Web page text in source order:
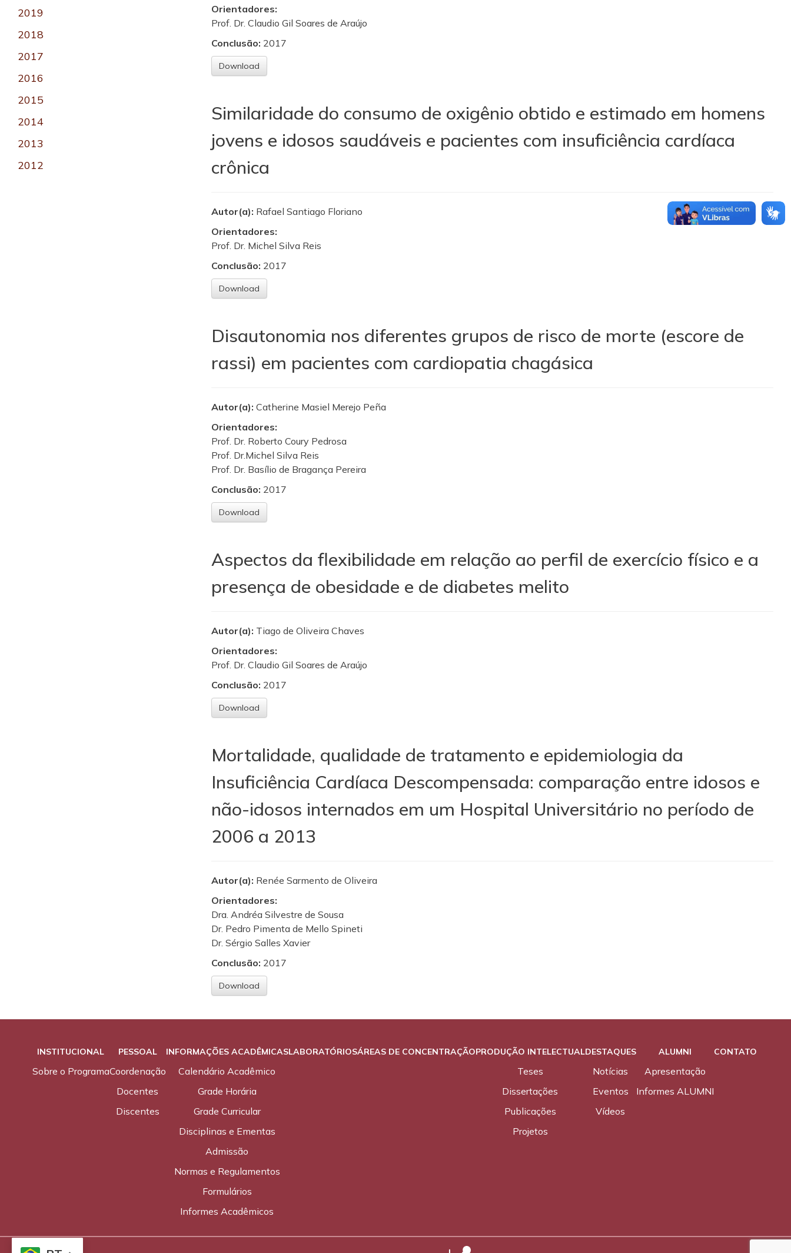
2019
2018
2017
2016
2015
2014
2013
2012
Orientadores:
Prof. Dr. Claudio Gil Soares de Araújo
Conclusão: 2017
Download
Similaridade do consumo de oxigênio obtido e estimado em homens
jovens e idosos saudáveis e pacientes com insuficiência cardíaca
crônica
Autor(a): Rafael Santiago Floriano
Orientadores:
Prof. Dr. Michel Silva Reis
Conclusão: 2017
Download
Disautonomia nos diferentes grupos de risco de morte (escore de
rassi) em pacientes com cardiopatia chagásica
Autor(a): Catherine Masiel Merejo Peña
Orientadores:
Prof. Dr. Roberto Coury Pedrosa
Prof. Dr.Michel Silva Reis
Prof. Dr. Basílio de Bragança Pereira
Conclusão: 2017
Download
Aspectos da flexibilidade em relação ao perfil de exercício físico e a
presença de obesidade e de diabetes melito
Autor(a): Tiago de Oliveira Chaves
Orientadores:
Prof. Dr. Claudio Gil Soares de Araújo
Conclusão: 2017
Download
Mortalidade, qualidade de tratamento e epidemiologia da
Insuficiência Cardíaca Descompensada: comparação entre idosos e
não-idosos internados em um Hospital Universitário no período de
2006 a 2013
Autor(a): Renée Sarmento de Oliveira
Orientadores:
Dra. Andréa Silvestre de Sousa
Dr. Pedro Pimenta de Mello Spineti
Dr. Sérgio Salles Xavier
Conclusão: 2017
Download
INSTITUCIONAL
Sobre o Programa
PESSOAL
Coordenação
Docentes
Discentes
INFORMAÇÕES ACADÊMICAS
Calendário Acadêmico
Grade Horária
Grade Curricular
Disciplinas e Ementas
Admissão
Normas e Regulamentos
Formulários
Informes Acadêmicos
LABORATÓRIOSÁREAS DE CONCENTRAÇÃOPRODUÇÃO INTELECTUAL
Teses
Dissertações
Publicações
Projetos
DESTAQUES
Notícias
Eventos
Vídeos
ALUMNI
Apresentação
Informes ALUMNI
CONTATO